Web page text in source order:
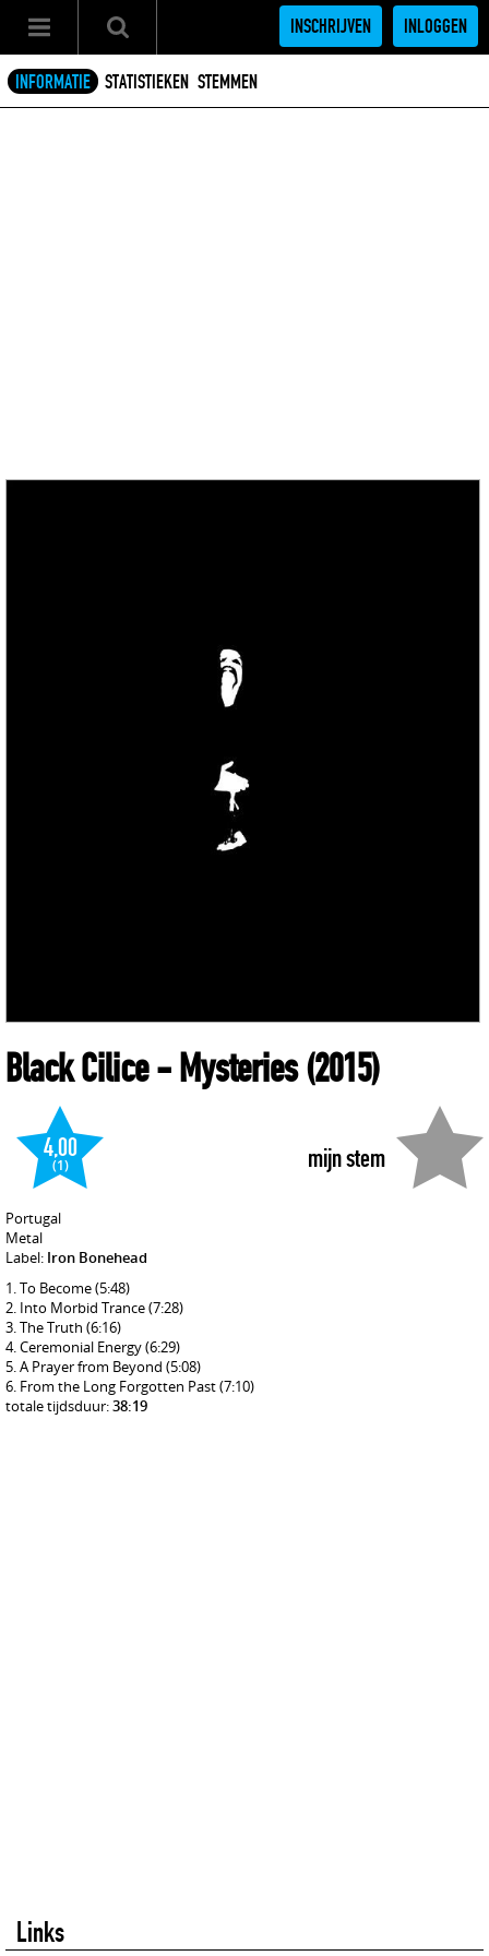
INSCHRIJVEN INLOGGEN
INFORMATIE STATISTIEKEN STEMMEN
Black Cilice- Mysteries(2015)
mijn stem
4,00
(1)
Portugal
Metal
Label: Iron Bonehead
To Become(5:48)
Into Morbid Trance(7:28)
The Truth (6:16)
Ceremonial Energy(6:29)
A Prayer from Beyond (5:08)
From the Long Forgotten Past(7:10)
totale tijdsduur:38:19
Links